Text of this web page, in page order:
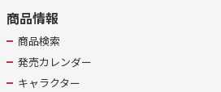
商品情報
商品検索
発売カレンダー
キャラクター